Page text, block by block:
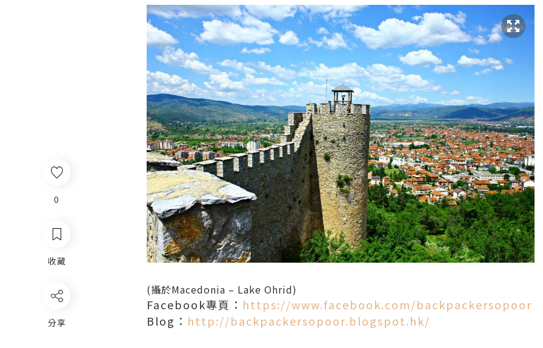
0
收藏
分享
(攝於Macedonia – Lake Ohrid)
Facebook專頁： https://www.facebook.com/backpackersopoor
Blog： http://backpackersopoor.blogspot.hk/